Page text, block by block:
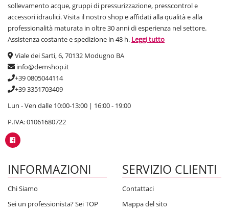
sollevamento acque, gruppi di pressurizzazione, presscontrol e
accessori idraulici. Visita il nostro shop e affidati alla qualità e alla
professionalità maturata in oltre 30 anni di esperienza nel settore.
Assistenza costante e spedizione in 48 h. Leggi tutto
Viale dei Sarti, 6, 70132 Modugno BA
info@demshop.it
+39 0805044114
+39 3351703409
Lun - Ven dalle 10:00-13:00 | 16:00 - 19:00
P.IVA: 01061680722
INFORMAZIONI
Chi Siamo
Sei un professionista? Sei TOP
SERVIZIO CLIENTI
Contattaci
Mappa del sito